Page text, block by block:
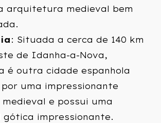
arquitetura medieval bem
: Situada a cerca de 140 km
de Idanha-a-Nova,
é outra cidade espanhola
uma impressionante
e possui uma
impressionante.